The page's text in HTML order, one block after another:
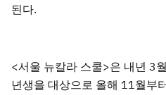
된다.
<서울 뉴칼라 스쿨>은 내년 3
년생을 대상으로 올해 11월부